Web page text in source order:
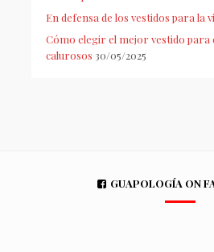
En defensa de los vestidos para la
Cómo elegir el mejor vestido para
calurosos 30/05/2025
GUAPOLOGÍA ON